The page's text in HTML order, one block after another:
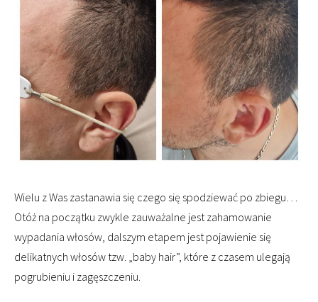
Wielu z Was zastanawia się czego się spodziewać po zbiegu…
Otóż na początku zwykle zauważalne jest zahamowanie
wypadania włosów, dalszym etapem jest pojawienie się
delikatnych włosów tzw. „baby hair”, które z czasem ulegają
pogrubieniu i zagęszczeniu.